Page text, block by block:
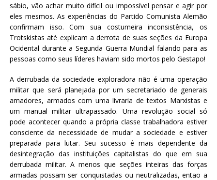
sábio, vão achar muito difícil ou impossível pensar e agir por
eles mesmos. As experiências do Partido Comunista Alemão
confirmam isso. Com sua costumeira inconsistência, os
Trotskistas até explicam a derrota de suas seções da Europa
Ocidental durante a Segunda Guerra Mundial falando para as
pessoas como seus líderes haviam sido mortos pelo Gestapo!
A derrubada da sociedade exploradora não é uma operação
militar que será planejada por um secretariado de generais
amadores, armados com uma livraria de textos Marxistas e
um manual militar ultrapassado. Uma revolução social só
pode acontecer quando a própria classe trabalhadora estiver
consciente da necessidade de mudar a sociedade e estiver
preparada para lutar. Seu sucesso é mais dependente da
desintegração das instituições capitalistas do que em sua
derrubada militar. A menos que seções inteiras das forças
armadas possam ser conquistadas ou neutralizadas, então a